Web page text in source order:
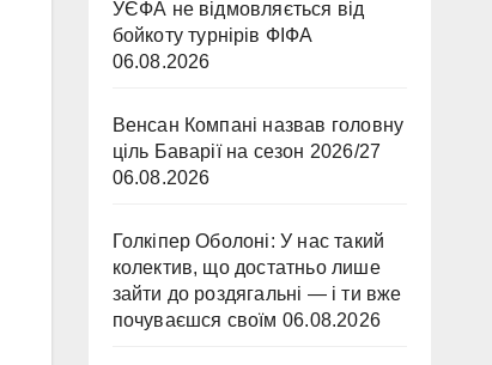
УЄФА не відмовляється від
бойкоту турнірів ФІФА
06.08.2026
Венсан Компані назвав головну
ціль Баварії на сезон 2026/27
06.08.2026
Голкіпер Оболоні: У нас такий
колектив, що достатньо лише
зайти до роздягальні — і ти вже
почуваєшся своїм 06.08.2026